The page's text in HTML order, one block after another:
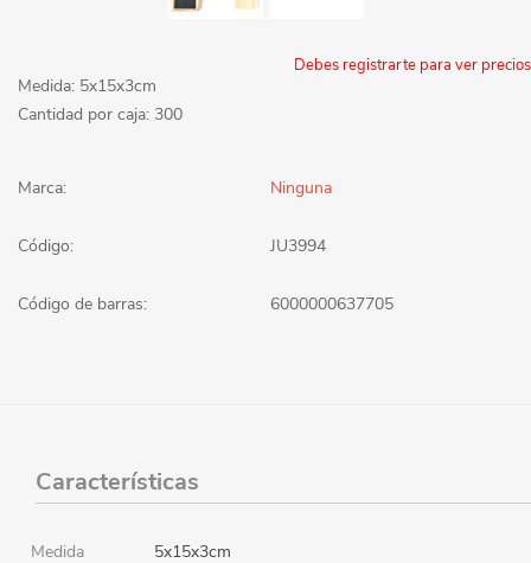
Debes registrarte para ver precios
Medida: 5x15x3cm
Cantidad por caja: 300
Marca: Ninguna
Código: JU3994
Código de barras: 6000000637705
Características
Medida 5x15x3cm